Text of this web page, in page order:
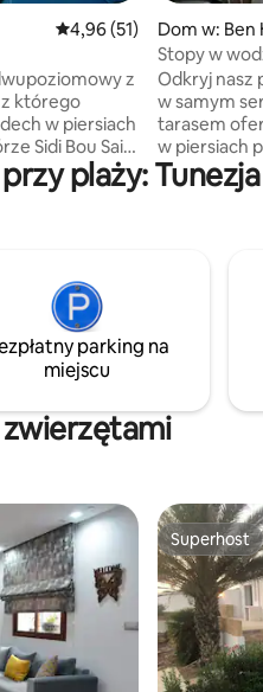
235 Średnia ocena: 4,96 na 5,
4,96 (51)
z
którego
w piersiach
Sidi Bou Said.
deptaka wioski,
wyjątkowemu
i przeżyj
w samym
Dom w: Ben
Stopy w
Odkryj nasz
w samym
tarasem
w piersiach
morze.
pozwala
eleganckim
lokalizacji
komfort i
plaży: Tunezja
parking na
miejscu
Superhost
Superhost